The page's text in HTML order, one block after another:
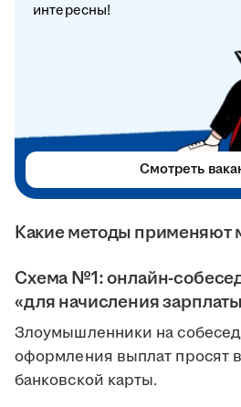
Какие методы применяют
Схема №1: онлайн-
«для начисления
Злоумышленники на
оформления выплат просят
банковской карты.
интересны!
Смотреть